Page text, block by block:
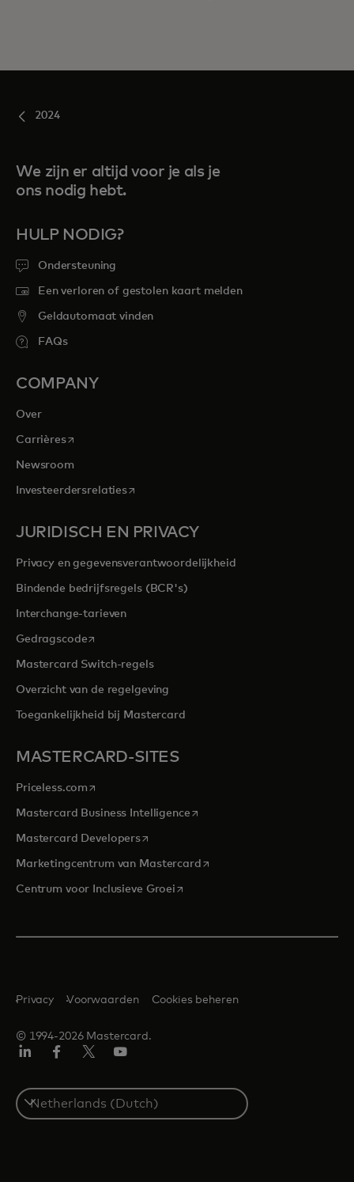
2024
We zijn er altijd voor je als je
ons nodig hebt.
HULP NODIG?
Ondersteuning
Een verloren of gestolen kaart melden
Geldautomaat vinden
FAQs
COMPANY
Over
Carrièresopens in a new tab
Newsroom
Investeerdersrelatiesopens in a new tab
JURIDISCH EN PRIVACY
Privacy en gegevensverantwoordelijkheid
Bindende bedrijfsregels (BCR's)
Interchange-tarieven
Gedragscodeopens in a new tab
Mastercard Switch-regels
Overzicht van de regelgeving
Toegankelijkheid bij Mastercard
MASTERCARD-SITES
Priceless.com opens in a new tab
Mastercard Business Intelligenceopens in a new tab
Mastercard Developersopens in a new tab
Marketingcentrum van Mastercardopens in a new tab
Centrum voor Inclusieve Groeiopens in a new tab
© 1994-2026 Mastercard.
Privacy Voorwaarden Cookies beheren
Select
a
country